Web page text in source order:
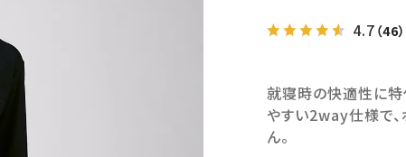
4.7 （46）
就寝時の快適性に特
やすい2way仕様で
ん。